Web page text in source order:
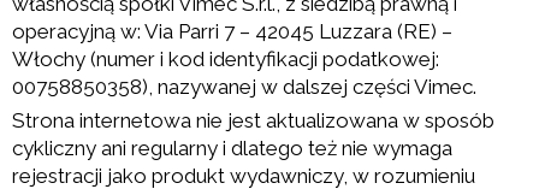
operacyjną w: Via Parri 7 – 42045 Luzzara (RE) –
Włochy (numer i kod identyfikacji podatkowej:
00758850358), nazywanej w dalszej części Vimec.
Strona internetowa nie jest aktualizowana w sposób
cykliczny ani regularny i dlatego też nie wymaga
rejestracji jako produkt wydawniczy, w rozumieniu